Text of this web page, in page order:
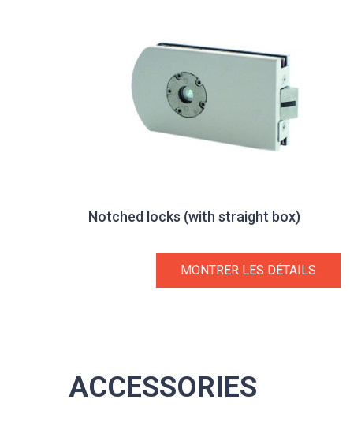
Notched locks (with straight box)
MONTRER LES DÉTAILS
ACCESSORIES